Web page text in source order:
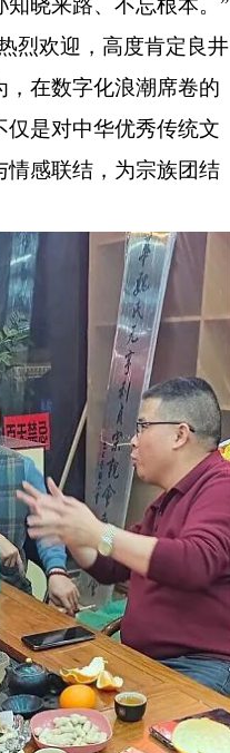
烈欢迎，高度肯定良井
在数字化浪潮席卷的
是对中华优秀传统文
感联结，为宗族团结